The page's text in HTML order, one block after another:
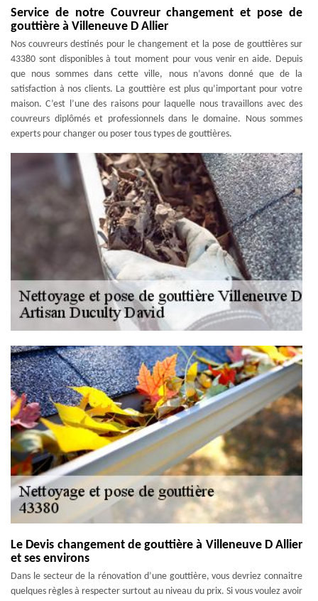
Service de notre Couvreur changement et pose de
gouttière à Villeneuve D Allier
Nos couvreurs destinés pour le changement et la pose de gouttières sur
43380 sont disponibles à tout moment pour vous venir en aide. Depuis
que nous sommes dans cette ville, nous n’avons donné que de la
satisfaction à nos clients. La gouttière est plus qu’important pour votre
maison. C’est l’une des raisons pour laquelle nous travaillons avec des
couvreurs diplômés et professionnels dans le domaine. Nous sommes
experts pour changer ou poser tous types de gouttières.
Le Devis changement de gouttière à Villeneuve D Allier
et ses environs
Dans le secteur de la rénovation d’une gouttière, vous devriez connaitre
quelques règles à respecter surtout au niveau du prix. Si vous voulez avoir